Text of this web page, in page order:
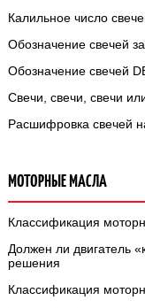
Калильное число
Обозначение свечей
Обозначение свечей
Свечи, свечи, свечи
Расшифровка свечей
МОТОРНЫЕ МАСЛА
Классификация
Должен ли двигатель
решения
Классификация